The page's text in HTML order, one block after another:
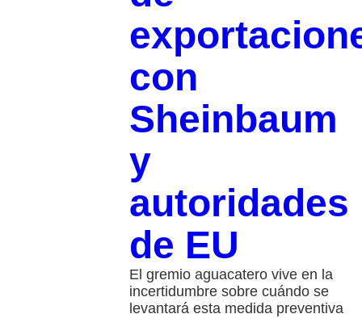
con
Sheinbaum
y
autoridades
de EU
El gremio aguacatero vive en la
incertidumbre sobre cuándo se
levantará esta medida preventiva